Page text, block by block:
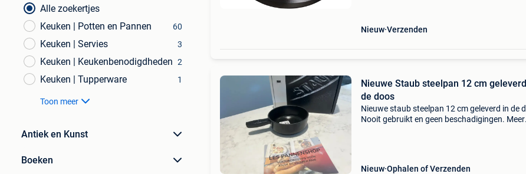
Alle zoekertjes
Keuken | Potten en Pannen
60
Keuken | Servies 3
Keuken | Keukenbenodigdheden 2
Keuken | Tupperware 1
Toon meer
Antiek en Kunst
Boeken
Nieuw Verzenden
Nieuwe Staub steelpan 12 cm
de doos
Nieuwe staub steelpan 12 cm geleverd in de
Nooit gebruikt en geen beschadigingen. Meer
Nieuw Ophalen of Verzenden